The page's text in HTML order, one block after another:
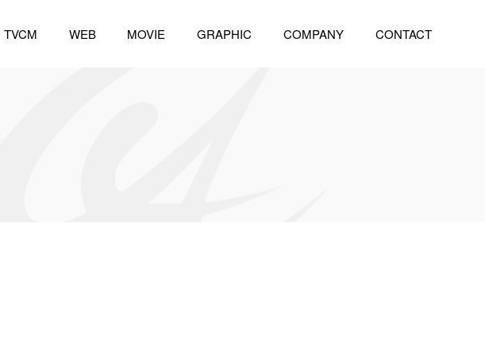
TVCM WEB MOVIE GRAPHIC COMPANY CONTACT